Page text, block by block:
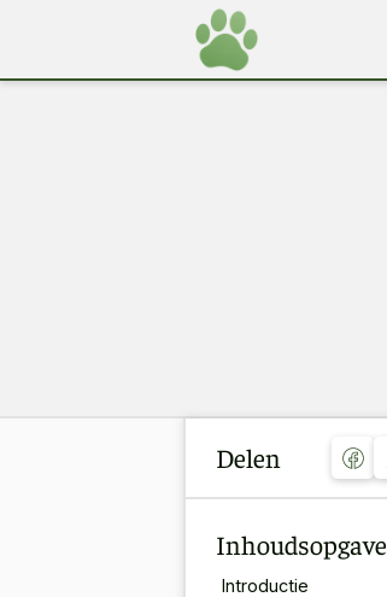
Delen
Inhoudsopgave
Introductie